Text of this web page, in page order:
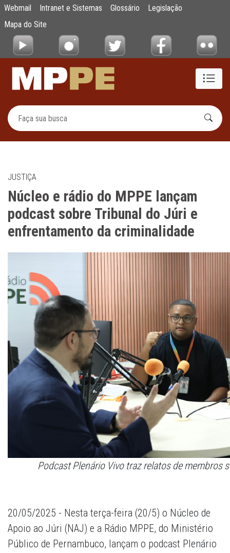
Pular para o Conteúdo principal
Núcleo e rádio do MPPE lançam podcast
Webmail Intranet e Sistemas Glossário
Legislação
Mapa do Site
JUSTIÇA
Núcleo e rádio do MPPE lançam
podcast sobre Tribunal do Júri e
enfrentamento da criminalidade
Podcast Plenário Vivo traz relatos de membros
20/05/2025 - Nesta terça-feira (20/5) o Núcleo de
Apoio ao Júri (NAJ) e a Rádio MPPE, do Ministério
Público de Pernambuco, lançam o podcast Plenário